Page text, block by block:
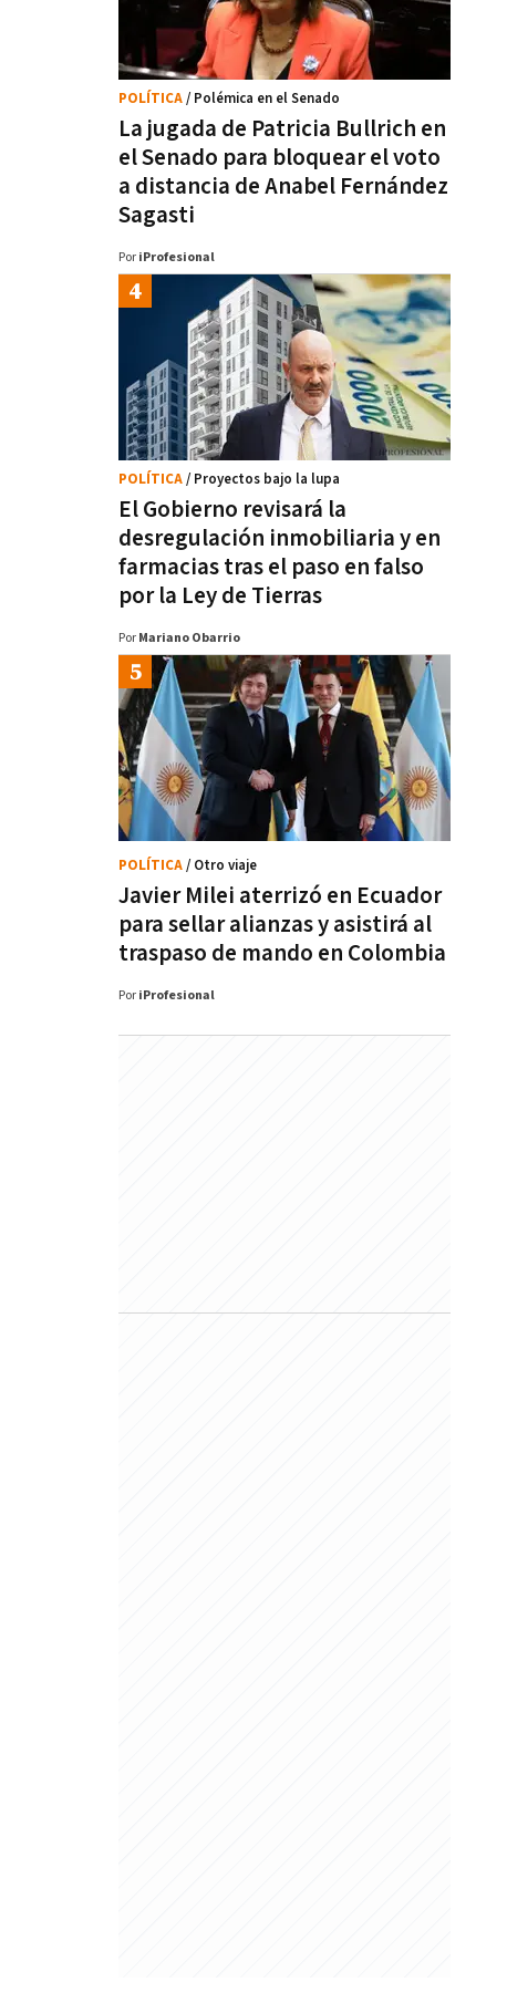
La jugada de Patricia Bullrich en
el Senado para bloquear el voto
a distancia de Anabel Fernández
Sagasti
POLÍTICA/ Polémica en el Senado
Por iProfesional
El Gobierno revisará la
desregulación inmobiliaria y en
farmacias tras el paso en falso
por la Ley de Tierras
POLÍTICA/ Proyectos bajo la lupa
Por Mariano Obarrio
Javier Milei aterrizó en Ecuador
para sellar alianzas y asistirá al
traspaso de mando en Colombia
POLÍTICA/ Otro viaje
Por iProfesional